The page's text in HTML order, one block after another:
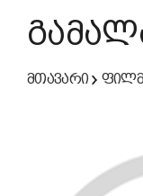
მთავარი